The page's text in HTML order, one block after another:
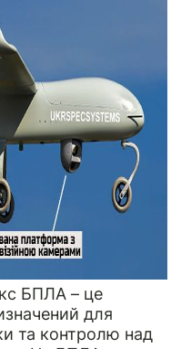
БПЛА – це
для
та контролю над